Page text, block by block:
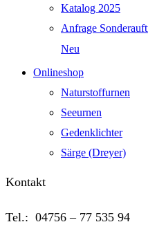
Katalog 2025
Anfrage
Neu
Onlineshop
Naturstoffurnen
Seeurnen
Gedenklichter
Särge (Dreyer)
Kontakt
Tel.: 04756 – 77 535 94